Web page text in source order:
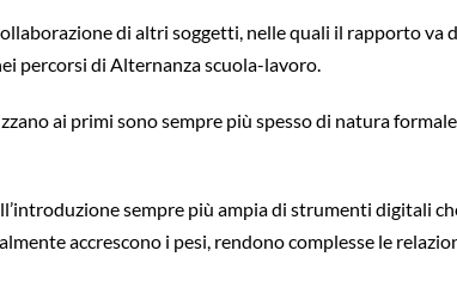
di altri soggetti, nelle quali il rapporto va
percorsi di Alternanza scuola-lavoro.
ai primi sono sempre più spesso di natura
sempre più ampia di strumenti digitali
accrescono i pesi, rendono complesse le